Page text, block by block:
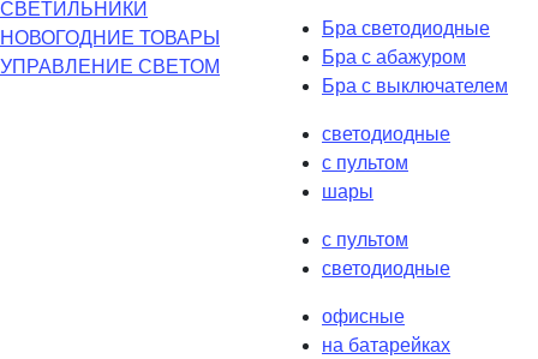
СВЕТИЛЬНИКИ
НОВОГОДНИЕ ТОВАРЫ
УПРАВЛЕНИЕ СВЕТОМ
Бра светодиодные
Бра с абажуром
Бра с выключателем
светодиодные
с пультом
шары
с пультом
светодиодные
офисные
на батарейках